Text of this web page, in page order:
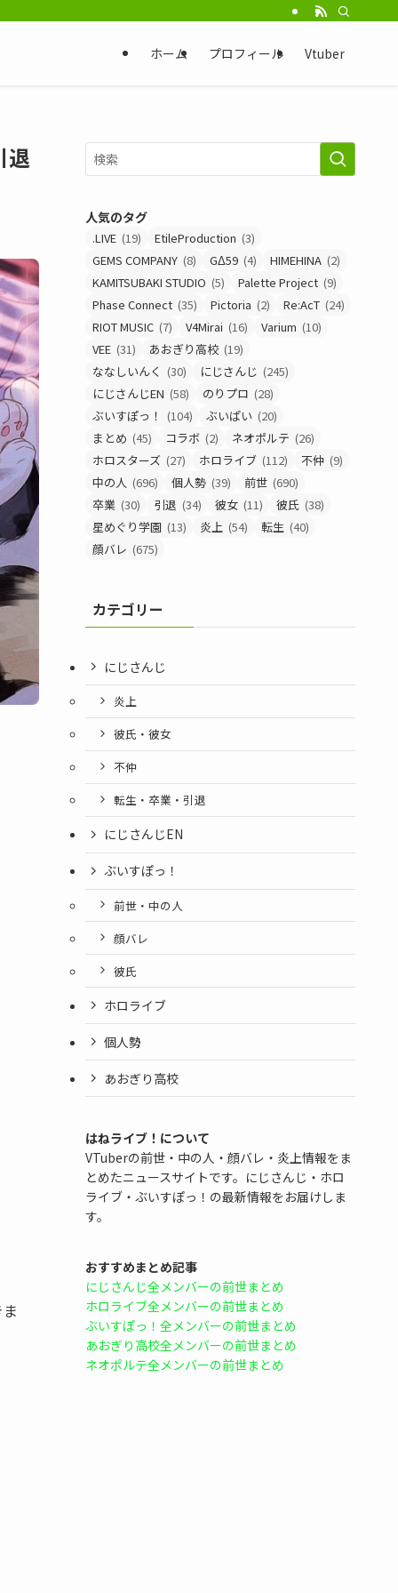
ホーム プロフィール Vtuber
退
人気のタグ
.LIVE (19) EtileProduction (3)
GEMS COMPANY (8) GΔ59 (4) HIMEHINA (2)
KAMITSUBAKI STUDIO (5) Palette Project (9)
Phase Connect (35) Pictoria (2) Re:AcT (24)
RIOT MUSIC (7) V4Mirai (16) Varium (10)
VEE (31) あおぎり高校 (19)
ななしいんく (30) にじさんじ (245)
にじさんじEN (58) のりプロ (28)
ぶいすぽっ！
(104) ぶいぱい (20)
まとめ (45) コラボ (2) ネオポルテ (26)
ホロスターズ (27) ホロライブ (112) 不仲 (9)
中の人 (696) 個人勢 (39) 前世 (690)
卒業 (30) 引退 (34) 彼女 (11) 彼氏 (38)
星めぐり学園 (13) 炎上 (54) 転生 (40)
顔バレ (675)
カテゴリー
にじさんじ
炎上
彼氏・彼女
不仲
転生・卒業・引退
にじさんじEN
ぶいすぽっ！
前世・中の人
顔バレ
彼氏
ホロライブ
個人勢
あおぎり高校
はねライブ！について
VTuberの前世・中の人・顔バレ・炎上情報をま
とめたニュースサイトです。にじさんじ・ホロ
ライブ・ぶいすぽっ！の最新情報をお届けしま
す。
おすすめまとめ記事
にじさんじ全メンバーの前世まとめ
ホロライブ全メンバーの前世まとめ
ぶいすぽっ！全メンバーの前世まとめ
あおぎり高校全メンバーの前世まとめ
ネオポルテ全メンバーの前世まとめ